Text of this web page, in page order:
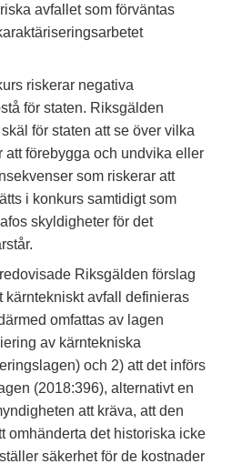
avfallet som förväntas
riskerar negativa
för staten. Riksgälden
för staten att se över vilka
att förebygga och undvika eller
som riskerar att
i konkurs samtidigt som
skyldigheter för det
Riksgälden förslag
kärntekniskt avfall definieras
omfattas av lagen
av kärntekniska
och 2) att det införs
(2018:396), alternativt en
att kräva, att den
omhänderta det historiska icke
säkerhet för de kostnader